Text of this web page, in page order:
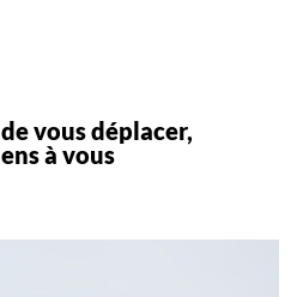
vous déplacer,
à vous